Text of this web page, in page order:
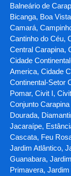
Balneário de
Bicanga, Boa
Camará,
Cantinho do Céu,
Central Carapina,
Cidade
America, Cidade
Continental-Setor
Pomar, Civit I,
Conjunto
Dourada,
Jacaraípe,
Cascata, Feu
Jardim Atlântico,
Guanabara,
Primavera,